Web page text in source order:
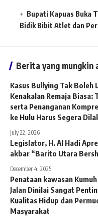
Bupati Kapuas Buka
Bidik Bibit Atlet dan
Berita yang mungkin
Kasus Bullying Tak Boleh
Kenakalan Remaja Biasa:
serta Penanganan
ke Hulu Harus Segera
July 22, 2026
Legislator, H. Al Hadi
akbar “Barito Utara
December 4, 2025
Penataan kawasan
Jalan Dinilai Sangat
Kualitas Hidup dan
Masyarakat